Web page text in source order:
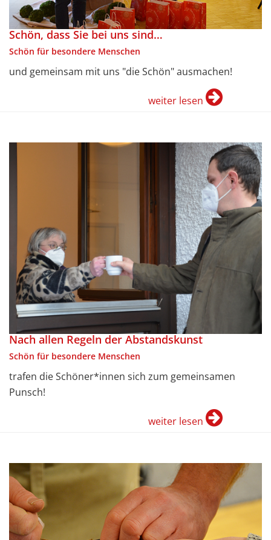
Schön, dass Sie bei uns sind…
Schön für besondere Menschen
und gemeinsam mit uns "die Schön" ausmachen!
weiter lesen
Nach allen Regeln der Abstandskunst
Schön für besondere Menschen
trafen die Schöner*innen sich zum gemeinsamen
Punsch!
weiter lesen